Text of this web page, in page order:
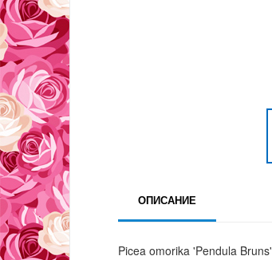
ОПИСАНИЕ
Picea omorika 'Pendula Bruns'